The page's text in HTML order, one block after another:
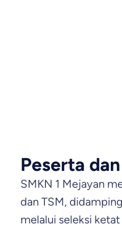
Peserta
SMKN 1 Mejayan
dan TSM,
melalui seleksi